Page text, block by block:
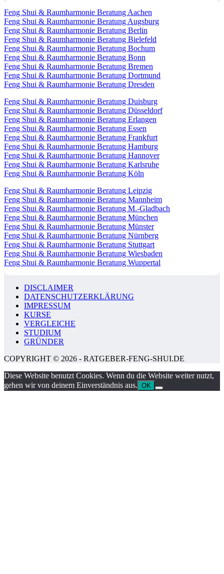
Feng Shui & Raumharmonie Beratung Aachen
Feng Shui & Raumharmonie Beratung Augsburg
Feng Shui & Raumharmonie Beratung Berlin
Feng Shui & Raumharmonie Beratung Bielefeld
Feng Shui & Raumharmonie Beratung Bochum
Feng Shui & Raumharmonie Beratung Bonn
Feng Shui & Raumharmonie Beratung Bremen
Feng Shui & Raumharmonie Beratung Dortmund
Feng Shui & Raumharmonie Beratung Dresden
Feng Shui & Raumharmonie Beratung Duisburg
Feng Shui & Raumharmonie Beratung Düsseldorf
Feng Shui & Raumharmonie Beratung Erlangen
Feng Shui & Raumharmonie Beratung Essen
Feng Shui & Raumharmonie Beratung Frankfurt
Feng Shui & Raumharmonie Beratung Hamburg
Feng Shui & Raumharmonie Beratung Hannover
Feng Shui & Raumharmonie Beratung Karlsruhe
Feng Shui & Raumharmonie Beratung Köln
Feng Shui & Raumharmonie Beratung Leipzig
Feng Shui & Raumharmonie Beratung Mannheim
Feng Shui & Raumharmonie Beratung M.-Gladbach
Feng Shui & Raumharmonie Beratung München
Feng Shui & Raumharmonie Beratung Münster
Feng Shui & Raumharmonie Beratung Nürnberg
Feng Shui & Raumharmonie Beratung Stuttgart
Feng Shui & Raumharmonie Beratung Wiesbaden
Feng Shui & Raumharmonie Beratung Wuppertal
DISCLAIMER
DATENSCHUTZERKLÄRUNG
IMPRESSUM
KURSE
VERGLEICHE
STUDIUM
GRÜNDER
COPYRIGHT © 2026 - RATGEBER-FENG-SHUI.DE
Diese Website benutzt Cookies. Wenn du die Website weiter nutzt,
gehen wir von deinem Einverständnis aus. OK